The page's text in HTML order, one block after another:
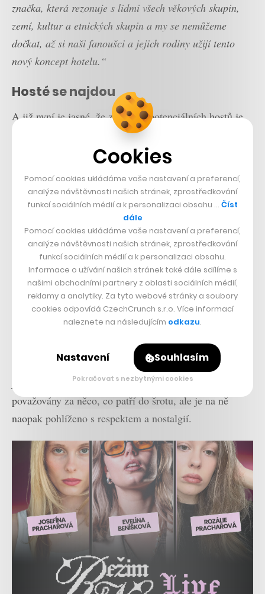
značka, která rezonuje s lidmi všech věkových skupin,
zemí, kultur a etnických skupin a my se nemůžeme
dočkat, až si naši fanoušci a jejich rodiny užijí tento
nový koncept hotelu.“
Hosté se najdou
A již nyní je jasné, že základna potenciálních hostů je
obrovská. Na celém světě je přibližně 2,5 miliardy
aktivních hráčů, kteří jen za minulý rok utratili za svůj
přibližně 3,5 bilionu korun. Jedná se o meziroční nárůst
o 9,6 % a tento trend bude s největší pravděpodobností
Přečtěte si také
Budoucnost e-commerce,
marketing na Instagramu i
unikátní analýzy. Reshoper
ukáže know-how Notina,
Pilulky či Zootu
Retro navíc hraje v herní kultuře důležitou roli. Staré a
raritní konzole jsou draženy za statisíce a charaktery
jako Mario, Lara Croft nebo Pac-Man nejsou
považovány za něco, co patří do šrotu, ale je na ně
naopak pohlíženo s respektem a nostalgií.
Cookies
Pomocí cookies ukládáme vaše nastavení a preferencí,
analýze návštěvnosti našich stránek, zprostředkování
funkcí sociálních médií a k personalizaci obsahu … Číst
dále
Pomocí cookies ukládáme vaše nastavení a preferencí,
analýze návštěvnosti našich stránek, zprostředkování
funkcí sociálních médií a k personalizaci obsahu.
Informace o užívání našich stránek také dále sdílíme s
našimi obchodními partnery z oblasti sociálních médií,
reklamy a analytiky. Za tyto webové stránky a soubory
cookies odpovídá CzechCrunch s.r.o. Více informací
naleznete na následujícím odkazu.
Nastavení Souhlasím
Pokračovat s nezbytnými cookies